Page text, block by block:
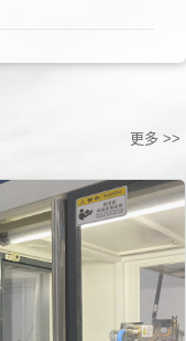
更多 >>